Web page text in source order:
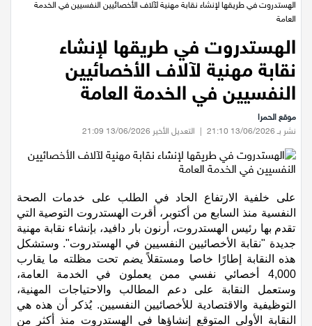
عيلبون
دير حنا
سخنين
عرابة
اخبار عالمية
رياضة
رياضة محلية
رياضة عالمية
تقارير خاصة
الرئيسية / اخبار محلية
/
الهستدروت في طريقها لإنشاء نقابة مهنية لآلاف الأخصائيين النفسيين في الخدمة
الهستدروت في طريقها لإنشاء
نقابة مهنية لآلاف الأخصائيين
النفسيين في الخدمة العامة
موقع الحمرا
على خلفية الارتفاع الحاد في الطلب على خدمات الصحة
النفسية منذ السابع من أكتوبر،أقرت الهستدروت التوصية التي
تقدم بها رئيس الهستدروت، أرنون بار دافيد، بإنشاء نقابة مهنية
جديدة "نقابة الأخصائيين النفسيين في الهستدروت". وستشكل
هذه النقابة إطارًا خاصا ومستقلاً يضم تحت مظلته ما يقارب
4,000 أخصائي نفسي ممن يعملون في الخدمة العامة،
وستعمل النقابة على دعم المطالب والاحتياجات المهنية،
التوظيفية والاقتصادية للأخصائيين النفسيين. يُذكر أن هذه هي